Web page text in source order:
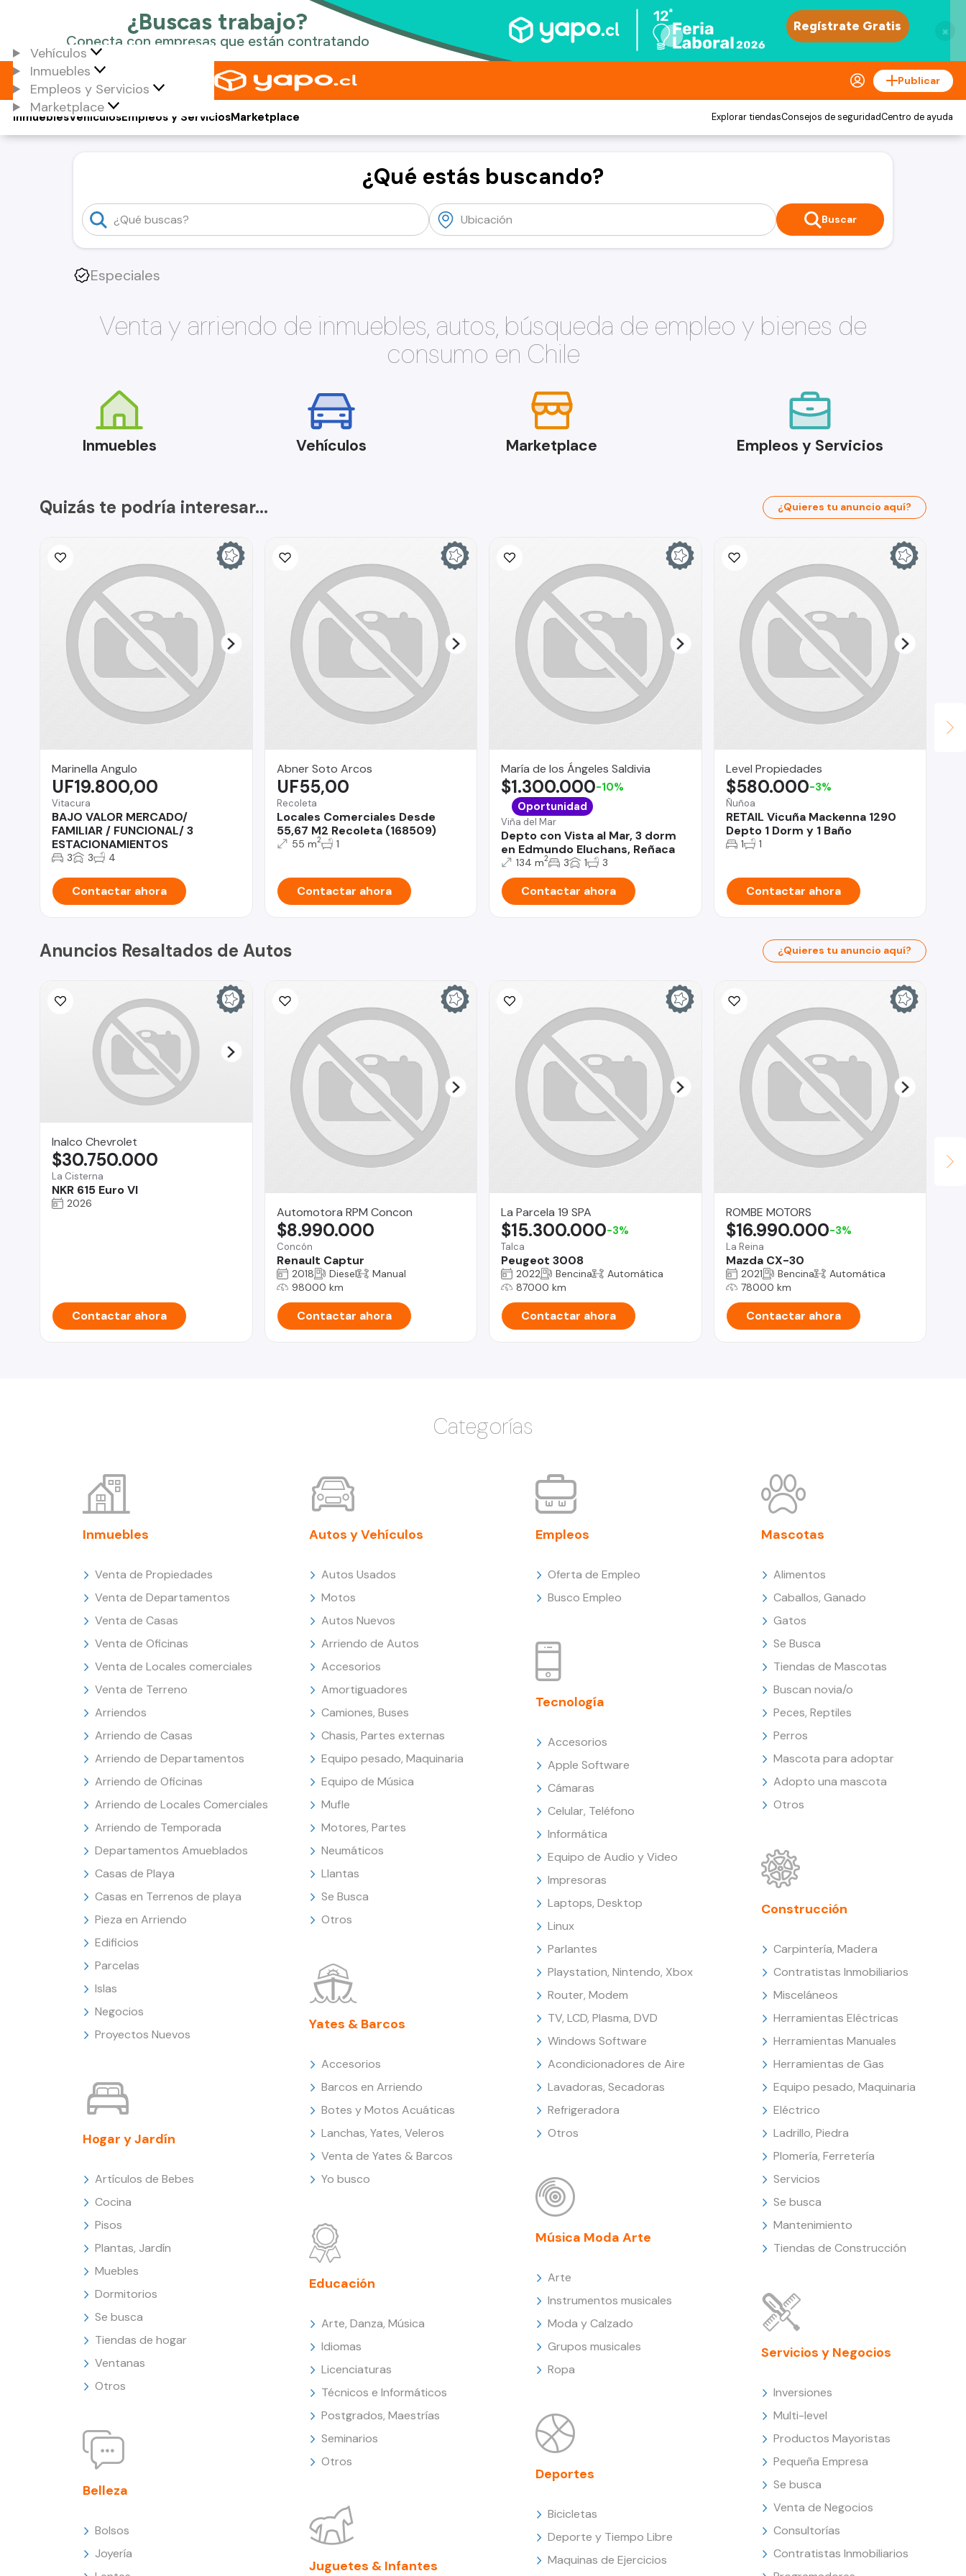
×
Vehículos
Inmuebles
Empleos y Servicios
Marketplace
Publicar
Vehículos
Inmuebles Empleos y ServiciosMarketplace Explorar tiendasConsejos de seguridadCentro de ayuda
¿Qué estás buscando?
Buscar
Especiales
Venta y arriendo de inmuebles, autos, búsqueda de empleo y bienes de
consumo en Chile
Inmuebles Vehículos Marketplace Empleos y Servicios
Quizás te podría interesar... ¿Quieres tu anuncio aquí?
Marinella Angulo
Vitacura
BAJO VALOR MERCADO/
FAMILIAR / FUNCIONAL/ 3
ESTACIONAMIENTOS
UF19.800,00
3 3 4
Contactar ahora
Abner Soto Arcos
Recoleta
Locales Comerciales Desde
55,67 M2 Recoleta (168509)
UF55,00
55 m2 1
Contactar ahora
María de los Ángeles Saldivia
Viña del Mar
Depto con Vista al Mar, 3 dorm
en Edmundo Eluchans, Reñaca
$1.300.000-10%
Oportunidad
134 m2 3 1 3
Contactar ahora
Level Propiedades
Ñuñoa
RETAIL Vicuña Mackenna 1290
Depto 1 Dorm y 1 Baño
$580.000-3%
1 1
Contactar ahora
Anuncios Resaltados de Autos ¿Quieres tu anuncio aquí?
Inalco Chevrolet
La Cisterna
NKR 615 Euro VI
$30.750.000
2026
Contactar ahora
Automotora RPM Concon
Concón
Renault Captur
$8.990.000
2018 Diesel
Manual
98000 km
Contactar ahora
La Parcela 19 SPA
Talca
Peugeot 3008
$15.300.000-3%
2022 Bencina
Automática
87000 km
Contactar ahora
ROMBE MOTORS
La Reina
Mazda CX-30
$16.990.000-3%
2021 Bencina
Automática
78000 km
Contactar ahora
Categorías
Inmuebles
Venta de Propiedades
Venta de Departamentos
Venta de Casas
Venta de Oficinas
Venta de Locales comerciales
Venta de Terreno
Arriendos
Arriendo de Casas
Arriendo de Departamentos
Arriendo de Oficinas
Arriendo de Locales Comerciales
Arriendo de Temporada
Departamentos Amueblados
Casas de Playa
Casas en Terrenos de playa
Pieza en Arriendo
Edificios
Parcelas
Islas
Negocios
Proyectos Nuevos
Hogar y Jardín
Artículos de Bebes
Cocina
Pisos
Plantas, Jardín
Muebles
Dormitorios
Se busca
Tiendas de hogar
Ventanas
Otros
Belleza
Bolsos
Joyería
Autos y Vehículos
Autos Usados
Motos
Autos Nuevos
Arriendo de Autos
Accesorios
Amortiguadores
Camiones, Buses
Chasis, Partes externas
Equipo pesado, Maquinaria
Equipo de Música
Mufle
Motores, Partes
Neumáticos
Llantas
Se Busca
Otros
Yates & Barcos
Accesorios
Barcos en Arriendo
Botes y Motos Acuáticas
Lanchas, Yates, Veleros
Venta de Yates & Barcos
Yo busco
Educación
Arte, Danza, Música
Idiomas
Licenciaturas
Técnicos e Informáticos
Postgrados, Maestrías
Seminarios
Otros
Juguetes & Infantes
Empleos
Oferta de Empleo
Busco Empleo
Tecnología
Accesorios
Apple Software
Cámaras
Celular, Teléfono
Informática
Equipo de Audio y Video
Impresoras
Laptops, Desktop
Linux
Parlantes
Playstation, Nintendo, Xbox
Router, Modem
TV, LCD, Plasma, DVD
Windows Software
Acondicionadores de Aire
Lavadoras, Secadoras
Refrigeradora
Otros
Música Moda Arte
Arte
Instrumentos musicales
Moda y Calzado
Grupos musicales
Ropa
Deportes
Bicicletas
Deporte y Tiempo Libre
Maquinas de Ejercicios
Mascotas
Alimentos
Caballos, Ganado
Gatos
Se Busca
Tiendas de Mascotas
Buscan novia/o
Peces, Reptiles
Perros
Mascota para adoptar
Adopto una mascota
Otros
Construcción
Carpintería, Madera
Contratistas Inmobiliarios
Misceláneos
Herramientas Eléctricas
Herramientas Manuales
Herramientas de Gas
Equipo pesado, Maquinaria
Eléctrico
Ladrillo, Piedra
Plomería, Ferretería
Servicios
Se busca
Mantenimiento
Tiendas de Construcción
Servicios y Negocios
Inversiones
Multi-level
Productos Mayoristas
Pequeña Empresa
Se busca
Venta de Negocios
Consultorías
Contratistas Inmobiliarios